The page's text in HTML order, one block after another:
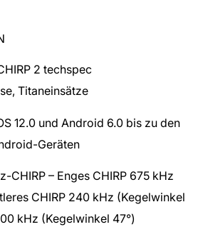
Titaneinsätze
12.0 und Android 6.0 bis zu den
Geräten
CHIRP – Enges CHIRP 675 kHz
CHIRP 240 kHz (Kegelwinkel
kHz (Kegelwinkel 47°)